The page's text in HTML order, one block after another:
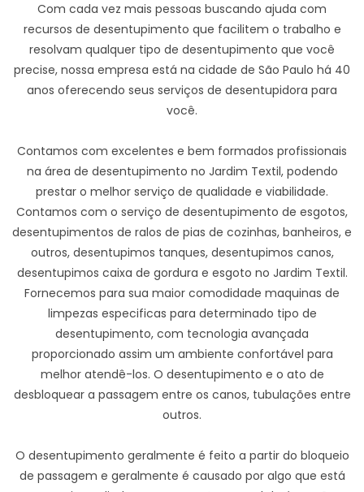
Com cada vez mais pessoas buscando ajuda com
recursos de desentupimento que facilitem o trabalho e
resolvam qualquer tipo de desentupimento que você
precise, nossa empresa está na cidade de São Paulo há 40
anos oferecendo seus serviços de desentupidora para
você.
Contamos com excelentes e bem formados profissionais
na área de desentupimento no Jardim Textil, podendo
prestar o melhor serviço de qualidade e viabilidade.
Contamos com o serviço de desentupimento de esgotos,
desentupimentos de ralos de pias de cozinhas, banheiros, e
outros, desentupimos tanques, desentupimos canos,
desentupimos caixa de gordura e esgoto no Jardim Textil.
Fornecemos para sua maior comodidade maquinas de
limpezas especificas para determinado tipo de
desentupimento, com tecnologia avançada
proporcionado assim um ambiente confortável para
melhor atendê-los. O desentupimento e o ato de
desbloquear a passagem entre os canos, tubulações entre
outros.
O desentupimento geralmente é feito a partir do bloqueio
de passagem e geralmente é causado por algo que está